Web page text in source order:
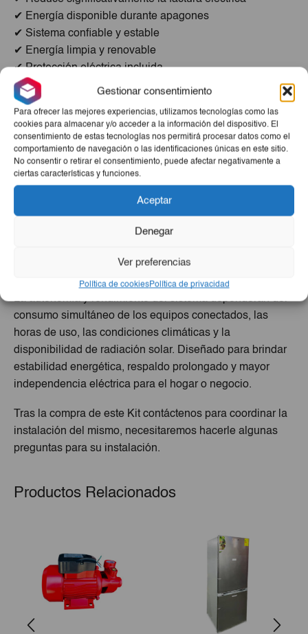
Gestionar consentimiento
Para ofrecer las mejores experiencias, utilizamos tecnologías como las
cookies para almacenar y/o acceder a la información del dispositivo. El
consentimiento de estas tecnologías nos permitirá procesar datos como el
comportamiento de navegación o las identificaciones únicas en este sitio.
No consentir o retirar el consentimiento, puede afectar negativamente a
ciertas características y funciones.
Aceptar
Denegar
Ver preferencias
Política de cookiesPolítica de privacidad
✔ Energía disponible durante apagones
✔ Sistema confiable y estable
✔ Energía limpia y renovable
✔ Protección eléctrica incluida
✔ Instalación profesional gratis
✔ Bajo mantenimiento
🏠 Ideal Para Alimentar:
Refrigeradores
Televisores
Iluminación completa
Ventiladores
Computadoras
La autonomía y rendimiento del sistema dependerán del
consumo simultáneo de los equipos conectados, las
horas de uso, las condiciones climáticas y la
disponibilidad de radiación solar. Diseñado para brindar
estabilidad energética, respaldo prolongado y mayor
independencia eléctrica para el hogar o negocio.
Tras la compra de este Kit contáctenos para coordinar la
instalación del mismo, necesitaremos hacerle algunas
preguntas para su instalación.
Productos Relacionados